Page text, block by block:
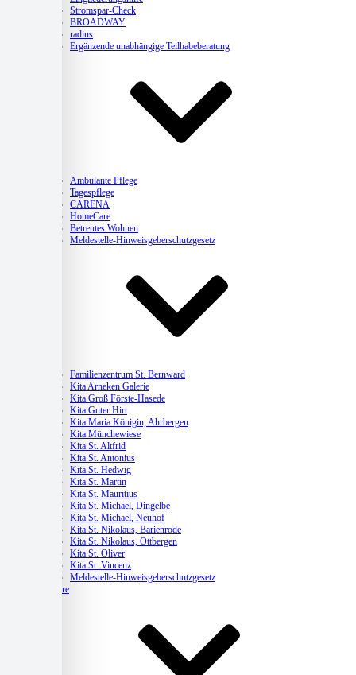
Stromspar-Check
BROADWAY
radius
Ergänzende unabhängige Teilhabeberatung
Ambulante Pflege
Tagespflege
CARENA
HomeCare
Betreutes Wohnen
Meldestelle-Hinweisgeberschutzgesetz
Familienzentrum St. Bernward
Kita Arneken Galerie
Kita Groß Förste-Hasede
Kita Guter Hirt
Kita Maria Königin, Ahrbergen
Kita Münchewiese
Kita St. Altfrid
Kita St. Antonius
Kita St. Hedwig
Kita St. Martin
Kita St. Mauritius
Kita St. Michael, Dingelbe
Kita St. Michael, Neuhof
Kita St. Nikolaus, Barienrode
Kita St. Nikolaus, Ottbergen
Kita St. Oliver
Kita St. Vincenz
Meldestelle-Hinweisgeberschutzgesetz
Karriere